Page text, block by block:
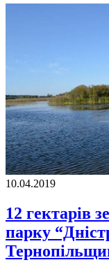
10.04.2019
12 гектарів
парку